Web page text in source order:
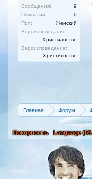
Сообщения:
9
Симпатии:
0
Пол:
Женский
Вероисповедание:
Христианство
Вероисповедание:
Християнство
Главная Форум
Покорность Language